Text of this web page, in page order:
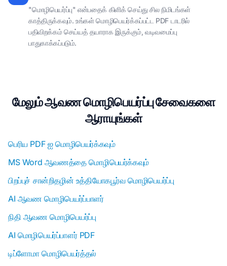
"மொழிபெயர்ப்பு" என்பதைக் கிளிக் செய்து சில நிமிடங்கள்
காத்திருக்கவும். உங்கள் மொழிபெயர்க்கப்பட்ட PDF டாடரில்
பதிவிறக்கம் செய்யத் தயாராக இருக்கும், வடிவமைப்பு
பாதுகாக்கப்படும்.
மேலும் ஆவண மொழிபெயர்ப்பு சேவைகளை
ஆராயுங்கள்
பெரிய PDF ஐ மொழிபெயர்க்கவும்
MS Word ஆவணத்தை மொழிபெயர்க்கவும்
பிறப்புச் சான்றிதழின் உத்தியோகபூர்வ மொழிபெயர்ப்பு
AI ஆவண மொழிபெயர்ப்பாளர்
நிதி ஆவண மொழிபெயர்ப்பு
AI மொழிபெயர்ப்பாளர் PDF
டிப்ளோமா மொழிபெயர்த்தல்